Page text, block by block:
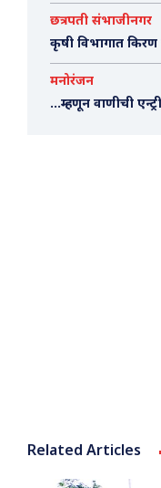
छत्रपती संभाजीनगर
कृषी विभागात
मनोरंजन
…म्हणून वाणीची
Related Articles